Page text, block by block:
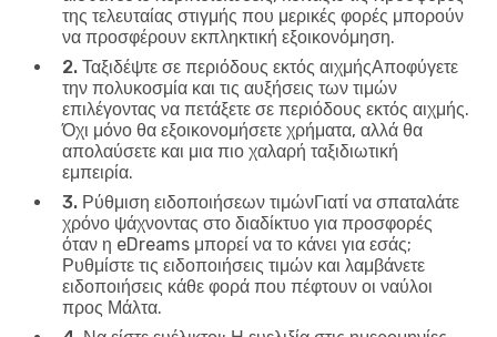
της τελευταίας στιγμής που μερικές φορές μπορούν
να προσφέρουν εκπληκτική εξοικονόμηση.
2. Ταξιδέψτε σε περιόδους εκτός αιχμήςΑποφύγετε
την πολυκοσμία και τις αυξήσεις των τιμών
επιλέγοντας να πετάξετε σε περιόδους εκτός αιχμής.
Όχι μόνο θα εξοικονομήσετε χρήματα, αλλά θα
απολαύσετε και μια πιο χαλαρή ταξιδιωτική
εμπειρία.
3. Ρύθμιση ειδοποιήσεων τιμώνΓιατί να σπαταλάτε
χρόνο ψάχνοντας στο διαδίκτυο για προσφορές
όταν η eDreams μπορεί να το κάνει για εσάς;
Ρυθμίστε τις ειδοποιήσεις τιμών και λαμβάνετε
ειδοποιήσεις κάθε φορά που πέφτουν οι ναύλοι
προς Μάλτα.